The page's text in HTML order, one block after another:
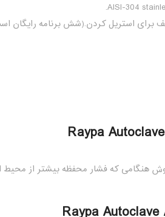
برای استریل کردن.(شش برنامه رایگان
هنگامی که فشار محفظه بیشتر از